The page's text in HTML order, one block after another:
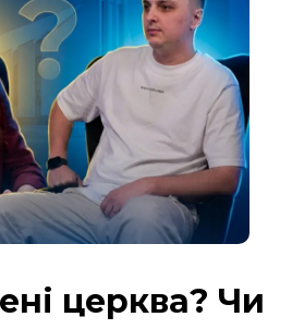
церква? Чи